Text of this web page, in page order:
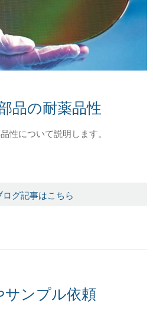
品の耐薬品性
性について説明します。
グ記事はこちら
サンプル依頼